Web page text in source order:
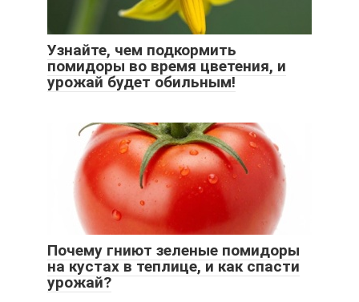
Узнайте, чем подкормить
помидоры во время цветения, и
урожай будет обильным!
Почему гниют зеленые помидоры
на кустах в теплице, и как спасти
урожай?